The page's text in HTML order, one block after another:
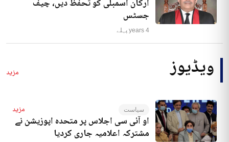
ارکان اسمبلی کو تحفظ دیں، چیف
جسٹس
4 years پہلے
ویڈیوز مزید
سیاست مزید
او آئی سی اجلاس پر متحدہ اپوزیشن نے
مشترکہ اعلامیہ جاری کردیا